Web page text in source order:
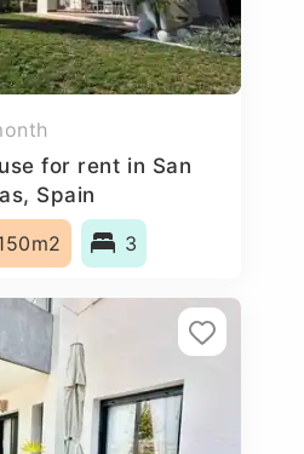
for rent in San
Spain
3